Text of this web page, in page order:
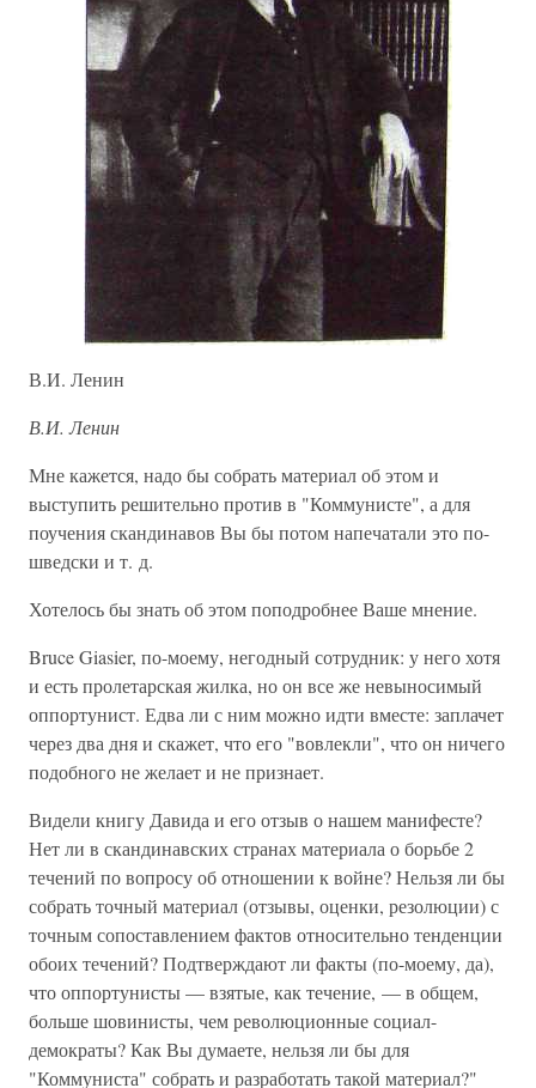
В.И. Ленин
В.И. Ленин
Мне кажется, надо бы собрать материал об этом и
выступить решительно против в "Коммунисте", а для
поучения скандинавов Вы бы потом напечатали это по-
шведски и т. д.
Хотелось бы знать об этом поподробнее Ваше мнение.
Bruce Giasier, по-моему, негодный сотрудник: у него хотя
и есть пролетарская жилка, но он все же невыносимый
оппортунист. Едва ли с ним можно идти вместе: заплачет
через два дня и скажет, что его "вовлекли", что он ничего
подобного не желает и не признает.
Видели книгу Давида и его отзыв о нашем манифесте?
Нет ли в скандинавских странах материала о борьбе 2
течений по вопросу об отношении к войне? Нельзя ли бы
собрать точный материал (отзывы, оценки, резолюции) с
точным сопоставлением фактов относительно тенденции
обоих течений? Подтверждают ли факты (по-моему, да),
что оппортунисты — взятые, как течение, — в общем,
больше шовинисты, чем революционные социал-
демократы? Как Вы думаете, нельзя ли бы для
"Коммуниста" собрать и разработать такой материал?"